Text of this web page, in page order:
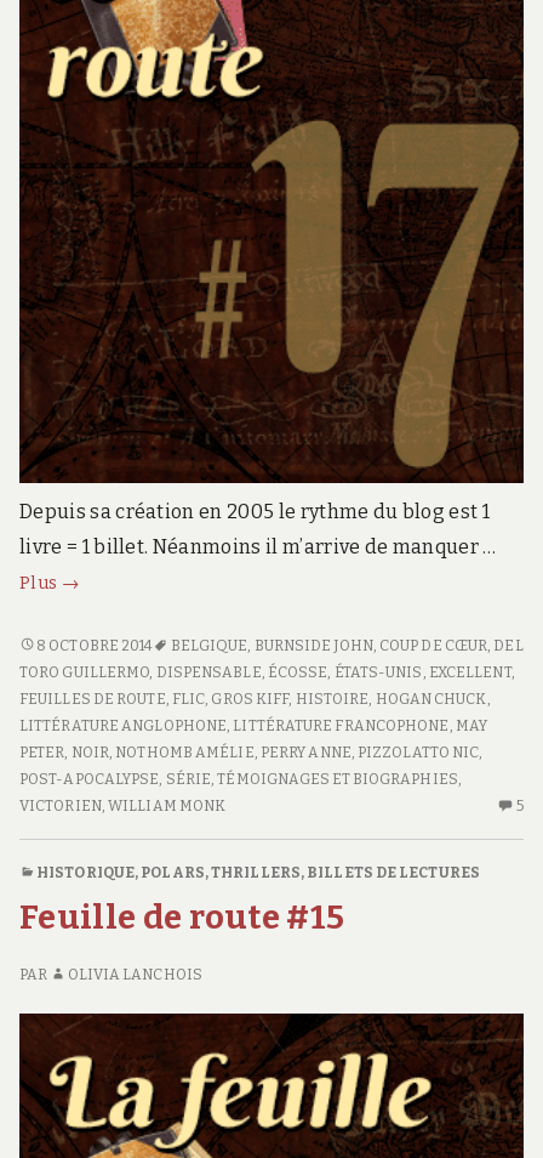
Depuis sa création en 2005 le rythme du blog est 1
livre = 1 billet. Néanmoins il m’arrive de manquer …
Plus Feuille
route
#17
→
FEUILLE
DE
ROUTE
#17
8 OCTOBRE 2014 BELGIQUE, BURNSIDE JOHN, COUP DE CŒUR, DEL
TORO GUILLERMO, DISPENSABLE, ÉCOSSE, ÉTATS-UNIS , EXCELLENT,
FEUILLES DE ROUTE, FLIC, GROS KIFF, HISTOIRE, HOGAN CHUCK,
LITTÉRATURE ANGLOPHONE, LITTÉRATURE FRANCOPHONE , MAY
PETER, NOIR, NOTHOMB AMÉLIE, PERRY ANNE, PIZZOLATTO NIC,
POST-APOCALYPSE, SÉRIE,TÉMOIGNAGES ET BIOGRAPHIES,
VICTORIEN,WILLIAM MONK 5
HISTORIQUE, POLARS, THRILLERS, BILLETS DE LECTURES
Feuille de route #15
PAR OLIVIA LANCHOIS